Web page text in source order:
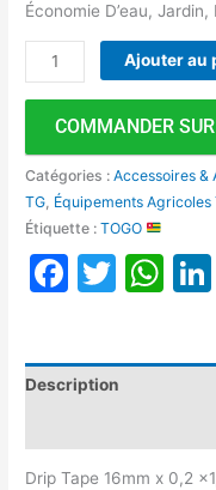
Économie D’eau, Jardin,
Ajouter au
COMMANDER
Catégories :Accessoires &
TG Équipements Agricoles
Étiquette :TOGO
Description
Drip Tape 16mm x 0,2